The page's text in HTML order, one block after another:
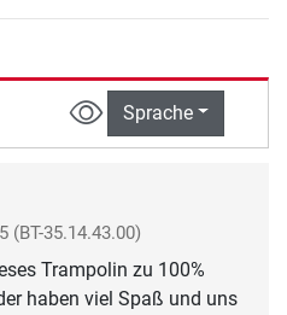
Sprache
(BT-35.14.43.00)
Trampolin zu 100%
haben viel Spaß und uns